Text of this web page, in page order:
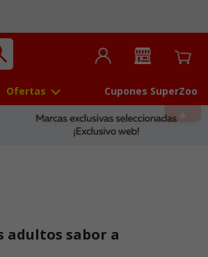
Ofertas Cupones SuperZoo
adultos sabor a